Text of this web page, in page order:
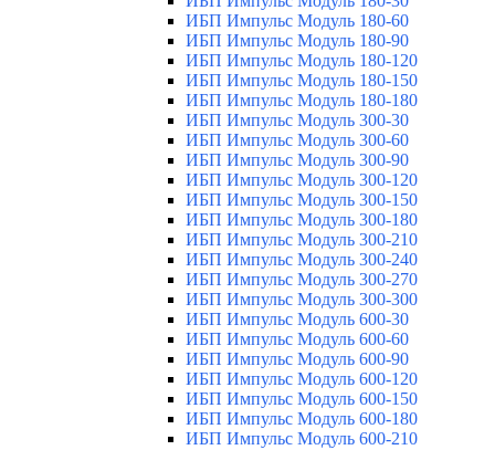
ИБП Импульс Модуль 180-60
ИБП Импульс Модуль 180-90
ИБП Импульс Модуль 180-120
ИБП Импульс Модуль 180-150
ИБП Импульс Модуль 180-180
ИБП Импульс Модуль 300-30
ИБП Импульс Модуль 300-60
ИБП Импульс Модуль 300-90
ИБП Импульс Модуль 300-120
ИБП Импульс Модуль 300-150
ИБП Импульс Модуль 300-180
ИБП Импульс Модуль 300-210
ИБП Импульс Модуль 300-240
ИБП Импульс Модуль 300-270
ИБП Импульс Модуль 300-300
ИБП Импульс Модуль 600-30
ИБП Импульс Модуль 600-60
ИБП Импульс Модуль 600-90
ИБП Импульс Модуль 600-120
ИБП Импульс Модуль 600-150
ИБП Импульс Модуль 600-180
ИБП Импульс Модуль 600-210